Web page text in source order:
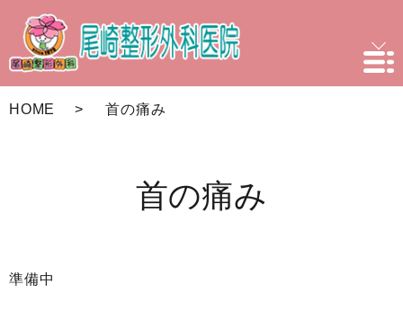
HOME 首の痛み
首の痛み
準備中